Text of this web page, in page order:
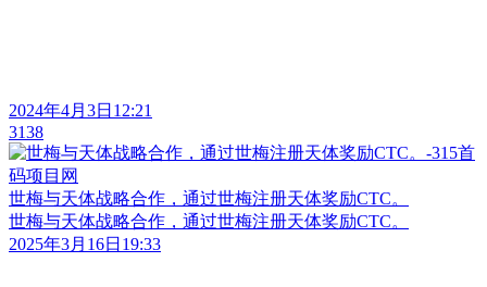
2024年4月3日12:21
3138
世梅与天体战略合作，通过世梅注册天体奖励CTC。
世梅与天体战略合作，通过世梅注册天体奖励CTC。
2025年3月16日19:33